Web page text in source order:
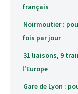
français
Noirmoutier :
fois par jour
31 liaisons, 9
l'Europe
Gare de Lyon :